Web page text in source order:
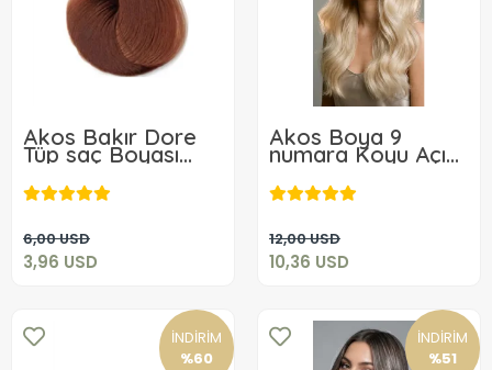
Akos Bakır Dore
Tüp saç Boyası
7,43 60 Gr
6,00 USD
3,96 USD
3,96 USD
Akos Boya 9
numara Koyu Açık
Sarı 60 Gr Tüp Saç
Boyası 3 Adet
12,00 USD
10,36 USD
10,36 USD
İNDİRİM
%60
İNDİRİM
%51